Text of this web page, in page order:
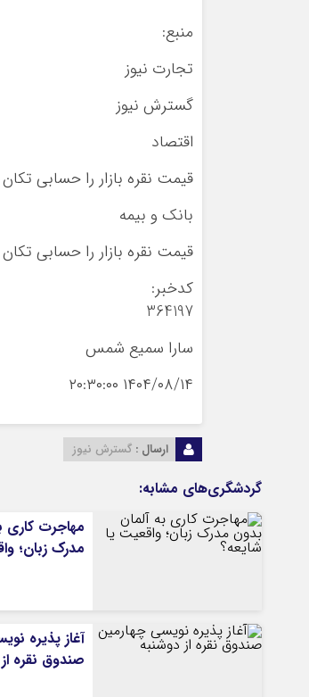
منبع:
تجارت نیوز
گسترش نیوز
اقتصاد
قیمت نقره بازار را حسابی تکان داد (۱۴
بانک و بیمه
قیمت نقره بازار را حسابی تکان داد (۱۴
کدخبر:
364197
سارا سمیع شمس
۱۴۰۴/۰۸/۱۴ ۲۰:۳۰:۰۰
ارسال : گسترش نیوز
گردشگری‌های مشابه:
مهاجرت کاری
مدرک زبان؛
آغاز پذیره
صندوق نقره